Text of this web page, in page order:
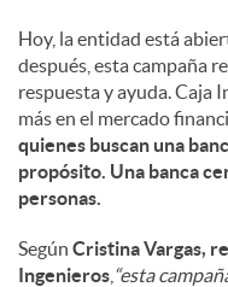
Hoy, la entidad está
después, esta campaña
respuesta y ayuda. Caja
más en el mercado
quienes buscan una
propósito. Una banca
personas.
Según Cristina Vargas,
Ingenieros “esta